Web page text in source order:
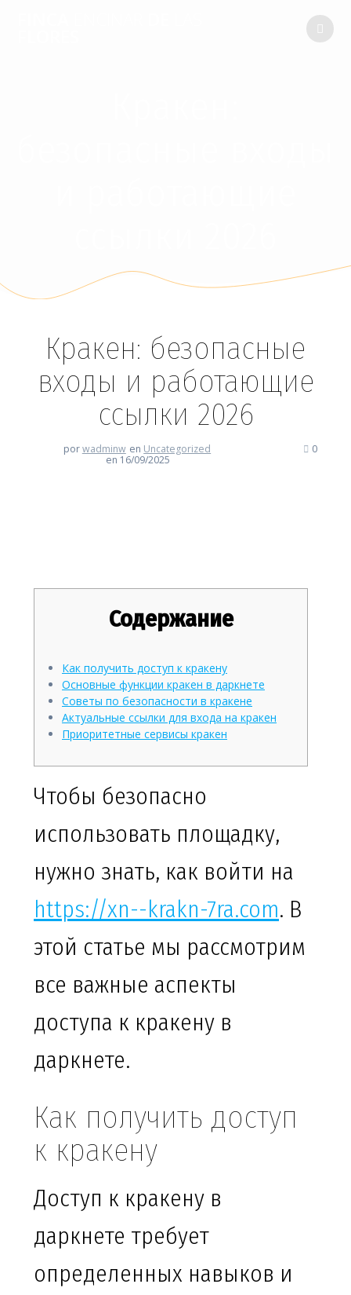
Кракен: безопасные
входы и работающие
ссылки 2026
porwadminw en Uncategorized
en 16/09/2025
0
Содержание
Как получить доступ к кракену
Основные функции кракен в даркнете
Советы по безопасности в кракене
Актуальные ссылки для входа на кракен
Приоритетные сервисы кракен
Чтобы безопасно
использовать площадку,
нужно знать, как войти на
https://xn--krakn-7ra.com. В
этой статье мы рассмотрим
все важные аспекты
доступа к кракену в
даркнете.
Как получить доступ
к кракену
Доступ к кракену в
даркнете требует
определенных навыков и